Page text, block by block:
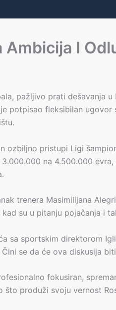
I
pažljivo prati dešavanja
potpisao fleksibilan
ozbiljno pristupi Ligi
na 4.500.000
trenera Masimilijana
su u pitanju pojačanja i
sa sportskim direktorom
se da će ova diskusija
fokusiran,
produži svoju vernost